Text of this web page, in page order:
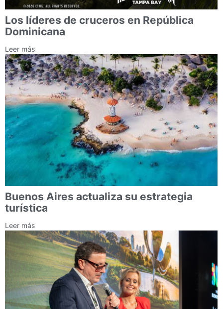
Los líderes de cruceros en República
Dominicana
Leer más
Buenos Aires actualiza su estrategia
turística
Leer más